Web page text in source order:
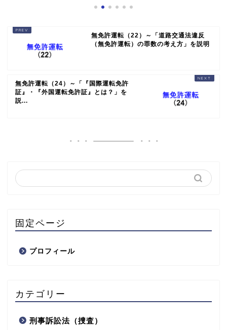
無免許運転（22）～「道路交通法違反
（無免許運転）の罪数の考え方」を説明
無免許運転（24）～「『国際運転免許
証』・『外国運転免許証』とは？」を
説...
固定ページ
プロフィール
カテゴリー
刑事訴訟法（捜査）